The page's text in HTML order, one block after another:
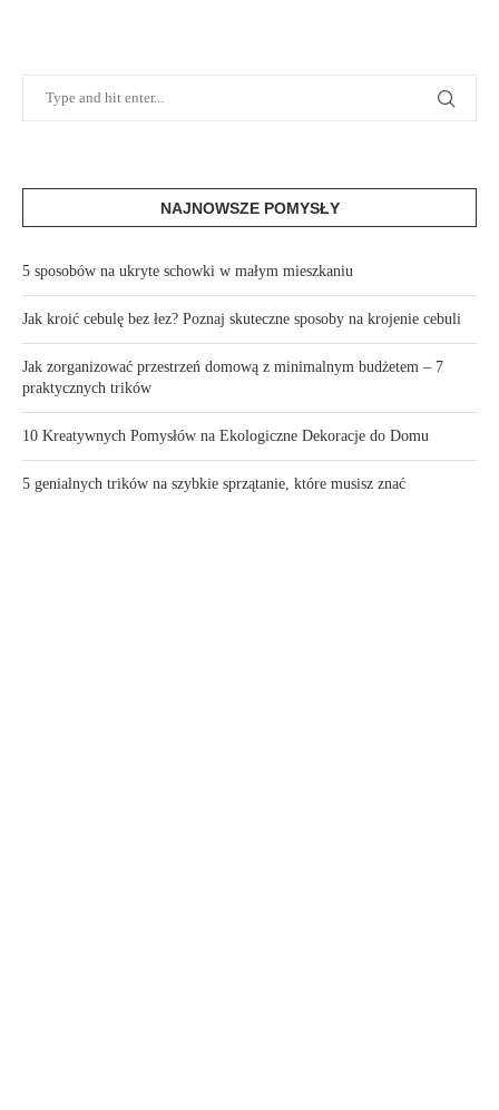
NAJNOWSZE POMYSŁY
5 sposobów na ukryte schowki w małym mieszkaniu
Jak kroić cebulę bez łez? Poznaj skuteczne sposoby na krojenie cebuli
Jak zorganizować przestrzeń domową z minimalnym budżetem – 7
praktycznych trików
10 Kreatywnych Pomysłów na Ekologiczne Dekoracje do Domu
5 genialnych trików na szybkie sprzątanie, które musisz znać